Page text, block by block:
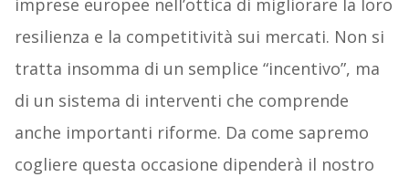
imprese europee nell’ottica di migliorare la loro
resilienza e la competitività sui mercati. Non si
tratta insomma di un semplice “incentivo”, ma
di un sistema di interventi che comprende
anche importanti riforme. Da come sapremo
cogliere questa occasione dipenderà il nostro